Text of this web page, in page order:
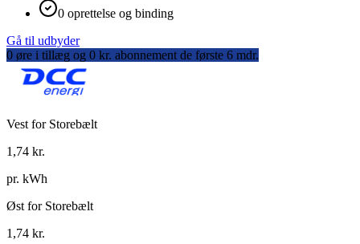
0 oprettelse og binding
Gå til udbyder
0 øre i tillæg og 0 kr. abonnement de første 6 mdr.
Vest for Storebælt
1,74 kr.
pr. kWh
Øst for Storebælt
1,74 kr.